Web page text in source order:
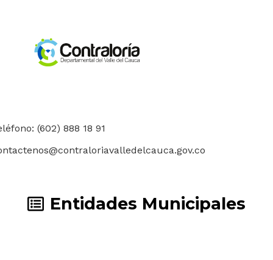
(602) 888 18 91
Entidades Municipales